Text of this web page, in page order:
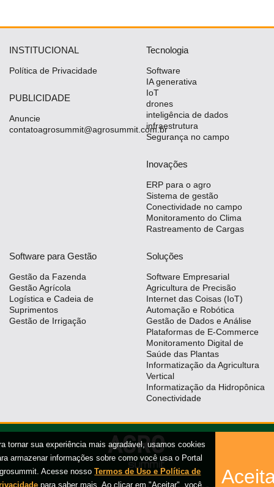
tornar sua experiência mais agradável, usamos cookies
armazenar informações sobre como você usa o Portal
Acesse nossoTermos de Uso e Política de
para saber mais. Ao clicar em "Aceitar", você
INSTITUCIONAL
Política de Privacidade
PUBLICIDADE
Anuncie
contatoagrosummit@agrosummit.com.br
Tecnologia
Software
IA generativa
IoT
drones
inteligência de dados
infraestrutura
Segurança no campo
Inovações
ERP para o agro
Sistema de gestão
Conectividade no campo
Monitoramento do Clima
Rastreamento de Cargas
Software para Gestão
Gestão da Fazenda
Gestão Agrícola
Logística e Cadeia de
Suprimentos
Gestão de Irrigação
Soluções
Software Empresarial
Agricultura de Precisão
Internet das Coisas (IoT)
Automação e Robótica
Gestão de Dados e Análise
Plataformas de E-Commerce
Monitoramento Digital de
Saúde das Plantas
Informatização da Agricultura
Vertical
Informatização da Hidropônica
Conectividade